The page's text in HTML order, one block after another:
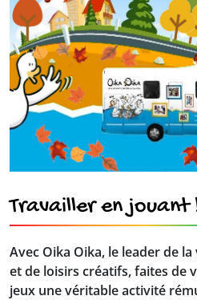
Travailler en jouant
Avec Oika Oika, le leader de
et de loisirs créatifs, faites de
jeux une véritable activité